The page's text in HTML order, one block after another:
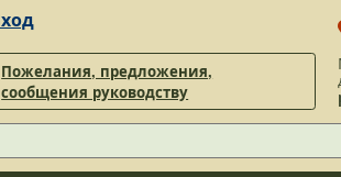
Пожелания, предложения,
сообщения руководству